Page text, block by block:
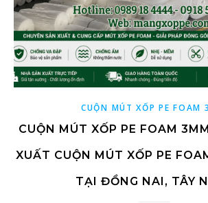
CUỘN MÚT XỐP PE FOAM
CUỘN MÚT XỐP PE FOAM
XUẤT CUỘN MÚT XỐP PE
TẠI ĐỒNG NAI, TÂY